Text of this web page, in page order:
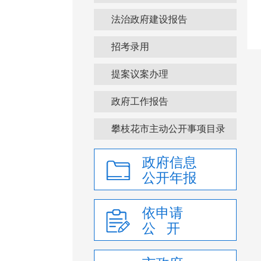
法治政府建设报告
招考录用
提案议案办理
政府工作报告
攀枝花市主动公开事项目录
政府信息
公开年报
依申请
公 开